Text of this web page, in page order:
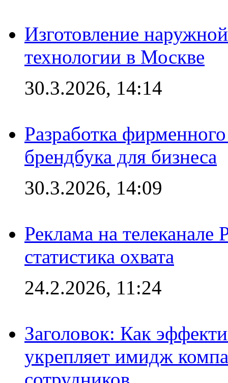
Изготовление
технологии в Москве
30.3.2026, 14:14
Разработка
брендбука для бизнеса
30.3.2026, 14:09
Реклама на
статистика охвата
24.2.2026, 11:24
Заголовок: Как
укрепляет имидж